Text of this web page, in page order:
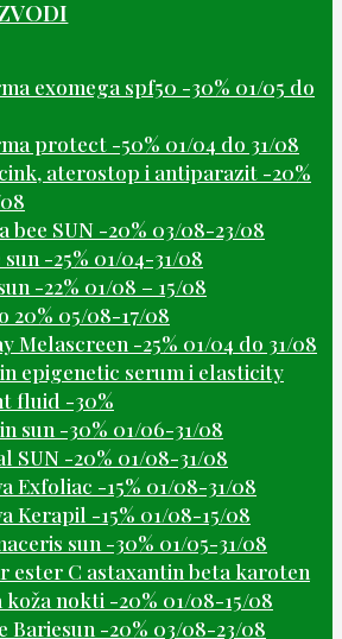
exomega spf50 -30% 01/05 do
protect -50% 01/04 do 31/08
aterostop i antiparazit -20%
bee SUN -20% 03/08-23/08
sun -25% 01/04-31/08
-22% 01/08 – 15/08
20% 05/08-17/08
Melascreen -25% 01/04 do 31/08
epigenetic serum i elasticity
fluid -30%
sun -30% 01/06-31/08
SUN -20% 01/08-31/08
Exfoliac -15% 01/08-31/08
Kerapil -15% 01/08-15/08
sun -30% 01/05-31/08
ester C astaxantin beta karoten
koža nokti -20% 01/08-15/08
Bariesun -20% 03/08-23/08